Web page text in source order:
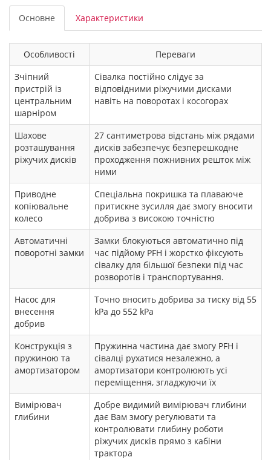
Основне Характеристики
Особливості
Переваги
Зчіпний
пристрій із
центральним
шарніром
Сівалка постійно слідує за
відповідними ріжучими дисками
навіть на поворотах і косогорах
Шахове
розташування
ріжучих дисків
27 сантиметрова відстань між рядами
дисків забезпечує безперешкодне
проходження пожнивних решток між
ними
Приводне
копіювальне
колесо
Спеціальна покришка та плаваюче
притискне зусилля дає змогу вносити
добрива з високою точністю
Автоматичні
поворотні замки
Замки блокуються автоматично під
час підйому PFH і жорстко фіксують
сівалку для більшої безпеки під час
розворотів і транспортування.
Насос для
внесення
добрив
Точно вносить добрива за тиску від 55
kPa до 552 kPa
Конструкція з
пружиною та
амортизатором
Пружинна частина дає змогу РFН і
сівалці рухатися незалежно, а
амортизатори контролюють усі
переміщення, згладжуючи їх
Вимірювач
глибини
Добре видимий вимірювач глибини
дає Вам змогу регулювати та
контролювати глибину роботи
ріжучих дисків прямо з кабіни
трактора